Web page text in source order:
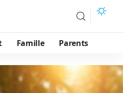
Famille Parents